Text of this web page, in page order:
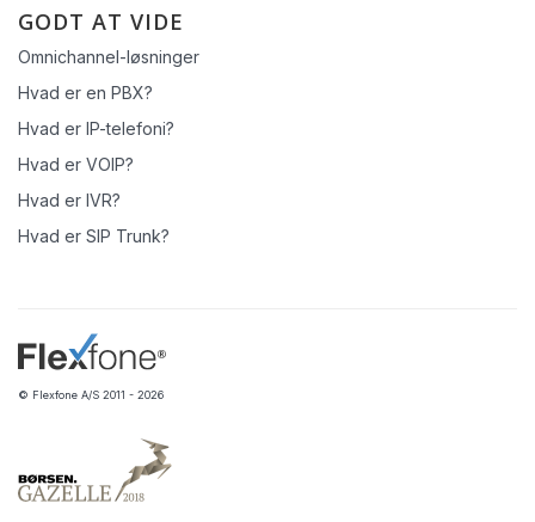
GODT AT VIDE
Omnichannel-løsninger
Hvad er en PBX?
Hvad er IP-telefoni?
Hvad er VOIP?
Hvad er IVR?
Hvad er SIP Trunk?
© Flexfone A/S 2011 - 2026